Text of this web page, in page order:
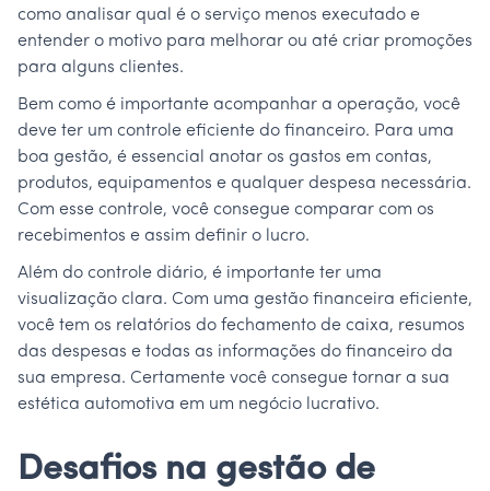
como analisar qual é o serviço menos executado e
entender o motivo para melhorar ou até criar promoções
para alguns clientes.
Bem como é importante acompanhar a operação, você
deve ter um controle eficiente do financeiro. Para uma
boa gestão, é essencial anotar os gastos em contas,
produtos, equipamentos e qualquer despesa necessária.
Com esse controle, você consegue comparar com os
recebimentos e assim definir o lucro.
Além do controle diário, é importante ter uma
visualização clara. Com uma gestão financeira eficiente,
você tem os relatórios do fechamento de caixa, resumos
das despesas e todas as informações do financeiro da
sua empresa. Certamente você consegue tornar a sua
estética automotiva em um negócio lucrativo.
Desafios na gestão de